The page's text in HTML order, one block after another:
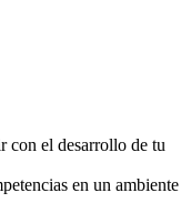
con el desarrollo de tu
en un ambiente